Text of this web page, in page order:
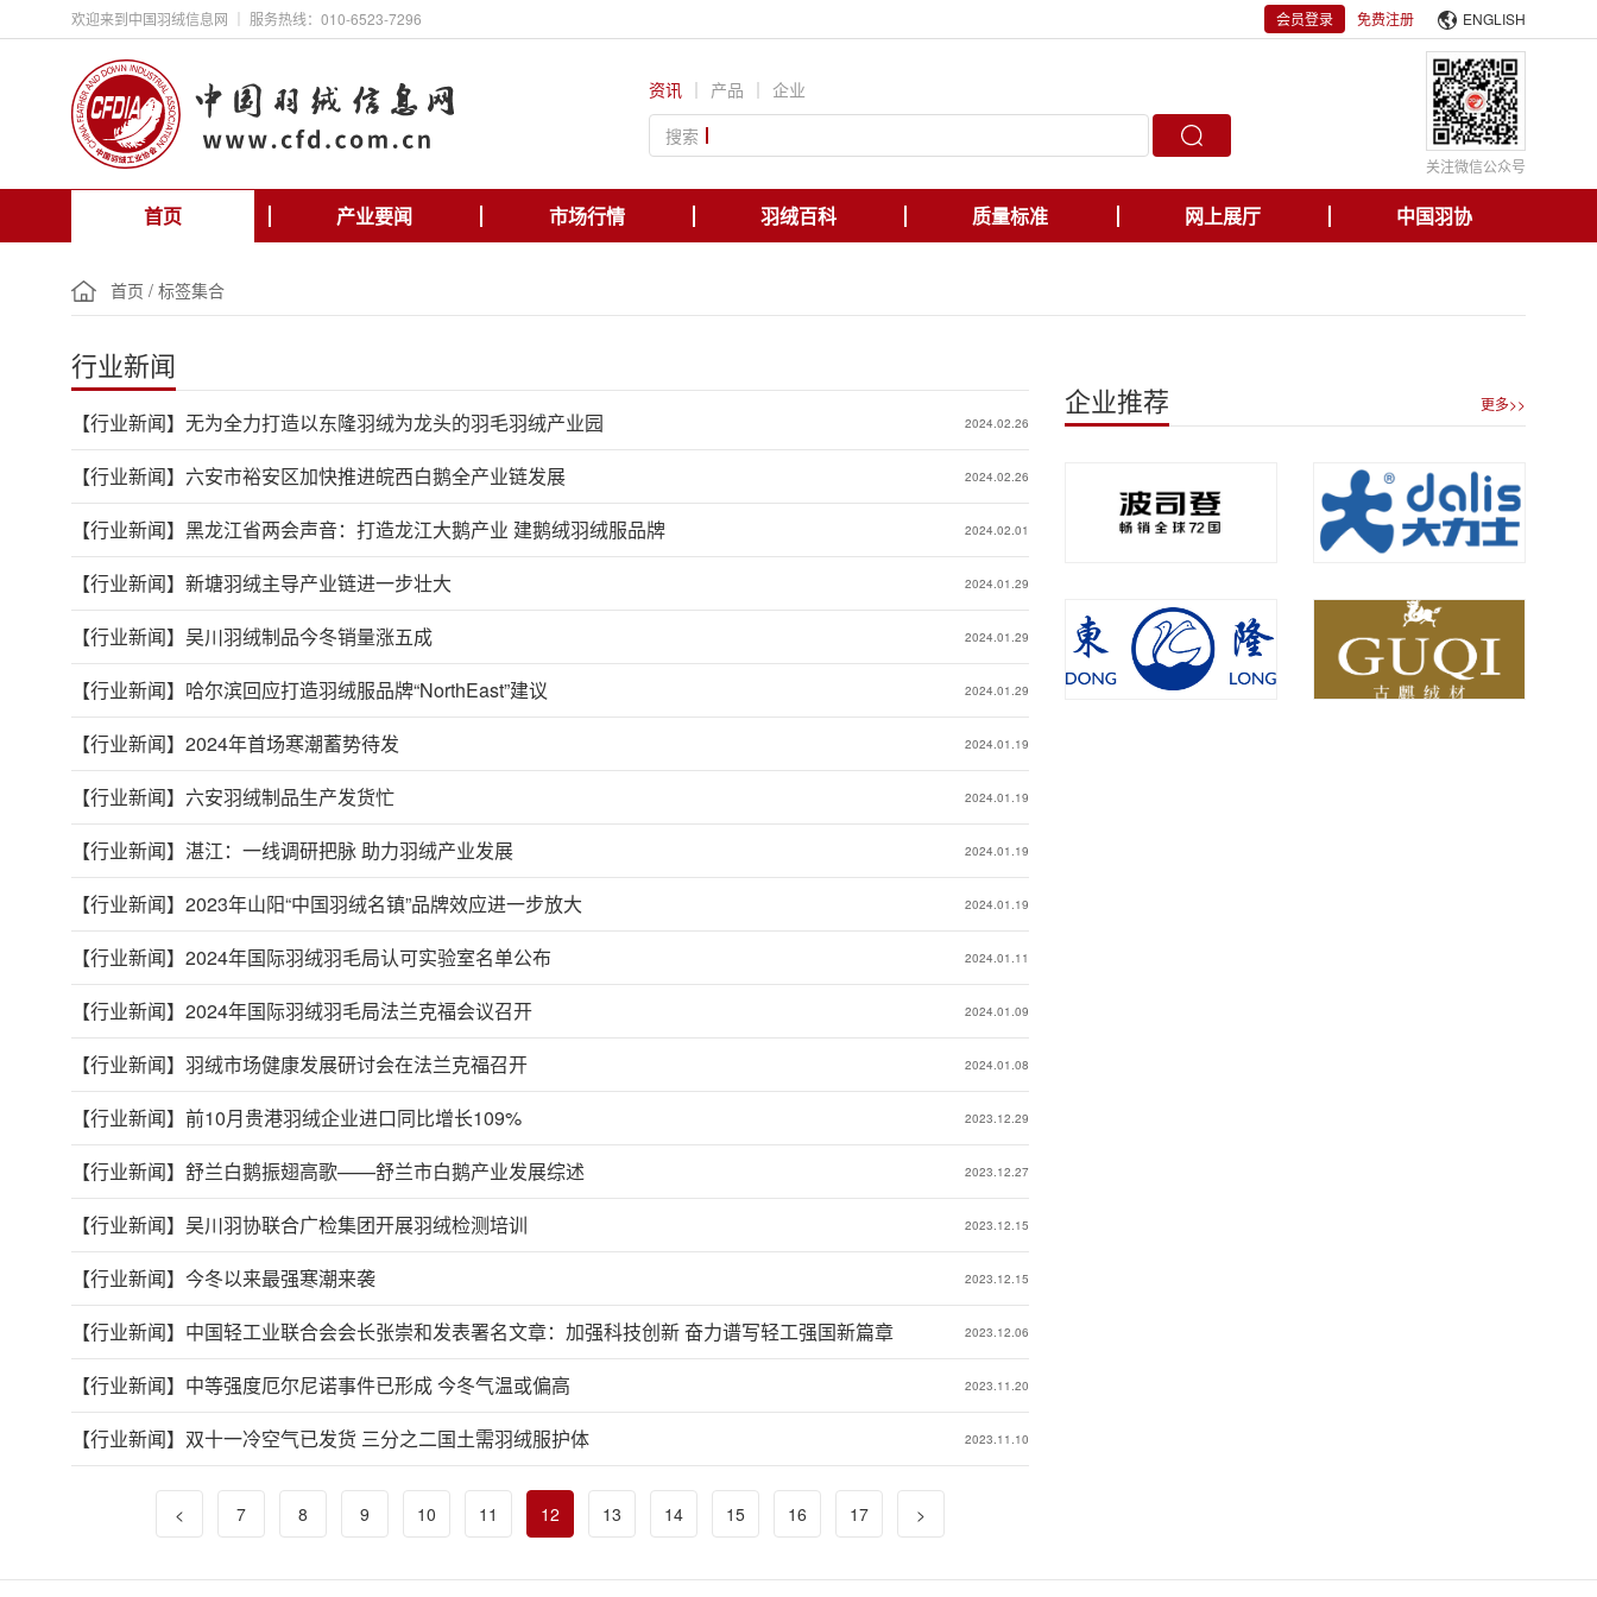
欢迎来到中国羽绒信息网 ｜ 服务热线：010-6523-7296 会员登录 免费注册 ENGLISH
资讯 ｜ 产品 ｜ 企业
搜索
关注微信公众号
首页 产业要闻 市场行情 羽绒百科 质量标准 网上展厅 中国羽协
首页 / 标签集合
行业新闻
【行业新闻】 无为全力打造以东隆羽绒为龙头的羽毛羽绒产业园 2024.02.26
【行业新闻】 六安市裕安区加快推进皖西白鹅全产业链发展 2024.02.26
【行业新闻】 黑龙江省两会声音：打造龙江大鹅产业 建鹅绒羽绒服品牌 2024.02.01
【行业新闻】 新塘羽绒主导产业链进一步壮大 2024.01.29
【行业新闻】 吴川羽绒制品今冬销量涨五成 2024.01.29
【行业新闻】 哈尔滨回应打造羽绒服品牌“NorthEast”建议 2024.01.29
【行业新闻】 2024年首场寒潮蓄势待发 2024.01.19
【行业新闻】 六安羽绒制品生产发货忙 2024.01.19
【行业新闻】 湛江：一线调研把脉 助力羽绒产业发展 2024.01.19
【行业新闻】 2023年山阳“中国羽绒名镇”品牌效应进一步放大 2024.01.19
【行业新闻】 2024年国际羽绒羽毛局认可实验室名单公布 2024.01.11
【行业新闻】 2024年国际羽绒羽毛局法兰克福会议召开 2024.01.09
【行业新闻】 羽绒市场健康发展研讨会在法兰克福召开 2024.01.08
【行业新闻】 前10月贵港羽绒企业进口同比增长109% 2023.12.29
【行业新闻】 舒兰白鹅振翅高歌——舒兰市白鹅产业发展综述 2023.12.27
【行业新闻】 吴川羽协联合广检集团开展羽绒检测培训 2023.12.15
【行业新闻】 今冬以来最强寒潮来袭 2023.12.15
【行业新闻】 中国轻工业联合会会长张崇和发表署名文章：​加强科技创新 奋力谱写轻工强国新篇章 2023.12.06
【行业新闻】 中等强度厄尔尼诺事件已形成 今冬气温或偏高 2023.11.20
【行业新闻】 双十一冷空气已发货 三分之二国土需羽绒服护体 2023.11.10
< 7 8 9 10 11 12 13 14 15 16 17 >
企业推荐 更多>>